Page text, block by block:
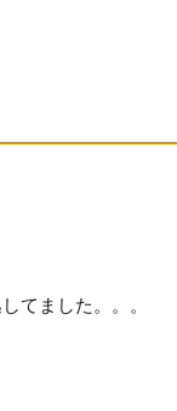
てました。。。